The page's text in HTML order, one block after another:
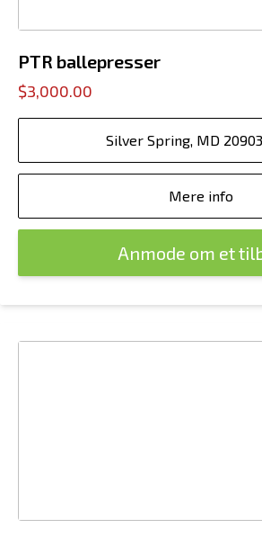
PTR ballepresser
$3,000.00
Silver Spring, MD
Mere info
Anmode om et